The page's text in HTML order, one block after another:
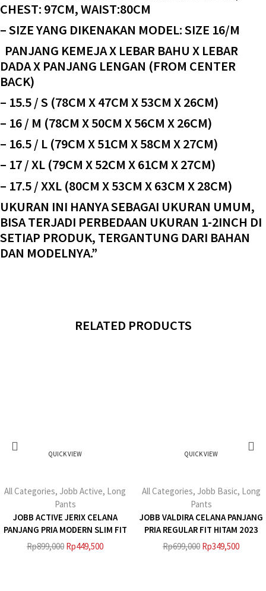
CHEST: 97CM, WAIST:80CM
– SIZE YANG DIKENAKAN MODEL: SIZE 16/M
PANJANG KEMEJA X LEBAR BAHU X LEBAR
DADA X PANJANG LENGAN (FROM CENTER
BACK)
– 15.5 / S (78CM X 47CM X 53CM X 26CM)
– 16 / M (78CM X 50CM X 56CM X 26CM)
– 16.5 / L (79CM X 51CM X 58CM X 27CM)
– 17 / XL (79CM X 52CM X 61CM X 27CM)
– 17.5 / XXL (80CM X 53CM X 63CM X 28CM)
UKURAN INI HANYA SEBAGAI UKURAN UMUM,
BISA TERJADI PERBEDAAN UKURAN 1-2INCH DI
SETIAP PRODUK, TERGANTUNG DARI BAHAN
DAN MODELNYA.”
RELATED PRODUCTS
QUICK VIEW
All Categories, Jobb Active, Long
Pants
JOBB ACTIVE JERIX CELANA
PANJANG PRIA MODERN SLIM FIT
DARK KHAKI 3
Rp899,000 Rp449,500
QUICK VIEW
All Categories, Jobb Basic, Long
Pants
JOBB VALDIRA CELANA PANJANG
PRIA REGULAR FIT HITAM 2023
Rp699,000 Rp349,500